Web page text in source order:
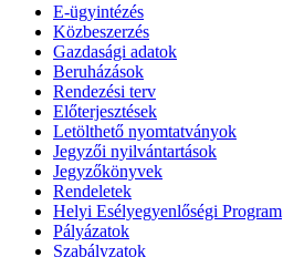
E-ügyintézés
Közbeszerzés
Gazdasági adatok
Beruházások
Rendezési terv
Előterjesztések
Letölthető nyomtatványok
Jegyzői nyilvántartások
Jegyzőkönyvek
Rendeletek
Helyi Esélyegyenlőségi Program
Pályázatok
Szabályzatok